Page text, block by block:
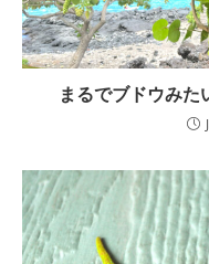
まるでブドウみ